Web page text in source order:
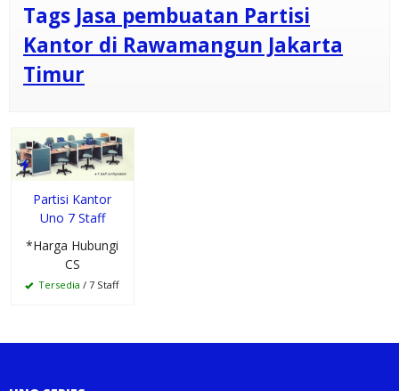
Tags Jasa pembuatan Partisi
Kantor di Rawamangun Jakarta
Timur
Partisi Kantor
Uno 7 Staff
*Harga Hubungi
CS
Tersedia / 7 Staff